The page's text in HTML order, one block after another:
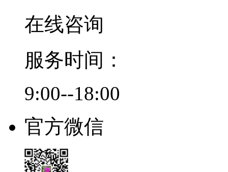
在线咨询
服务时间：
9:00--18:00
官方微信